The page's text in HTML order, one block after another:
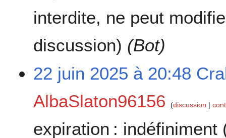
interdite, ne peut
discussion) (Bot)
22 juin 2025 à 20:48
AlbaSlaton96156
discussion
expiration : indéfiniment